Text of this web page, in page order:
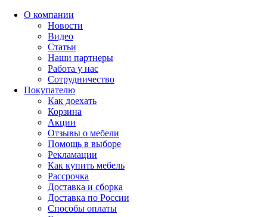
О компании
Новости
Видео
Статьи
Наши партнеры
Работа у нас
Сотрудничество
Покупателю
Как доехать
Корзина
Акции
Отзывы о мебели
Помощь в выборе
Рекламации
Как купить мебель
Рассрочка
Доставка и сборка
Доставка по России
Способы оплаты